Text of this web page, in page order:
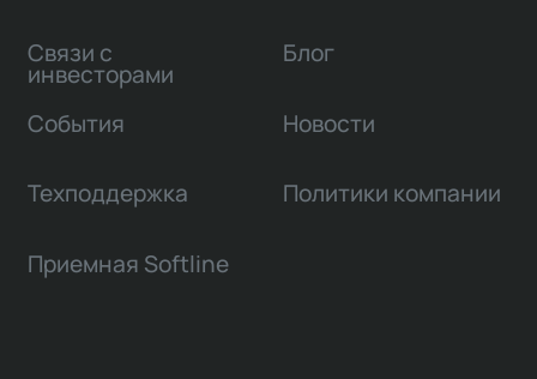
Связи с
инвесторами
Блог
События Новости
Техподдержка Политики компании
Приемная Softline